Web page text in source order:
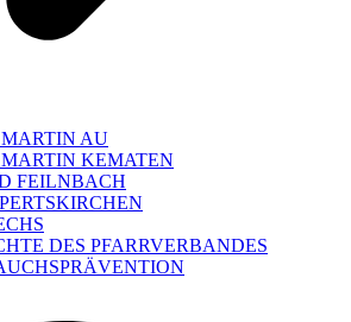
MARTIN AU
MARTIN KEMATEN
FEILNBACH
DES PFARRVERBANDES